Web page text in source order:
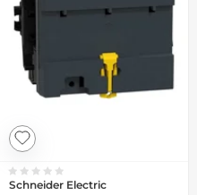
Schneider Electric